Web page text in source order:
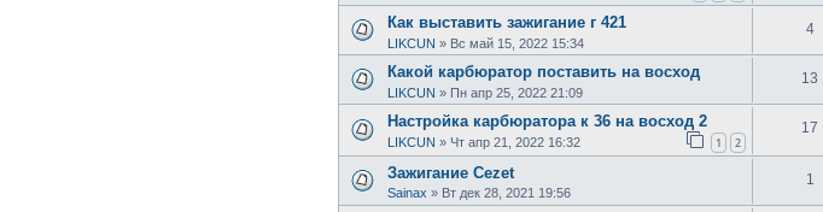
Как выставить зажигание г 421
LIKCUN » Вс май 15, 2022 15:34
4
Какой карбюратор поставить на восход
LIKCUN » Пн апр 25, 2022 21:09
13
Настройка карбюратора к 36 на восход 2
LIKCUN » Чт апр 21, 2022 16:32 1 2
17
Зажигание Cezet
Sainax » Вт дек 28, 2021 19:56
1